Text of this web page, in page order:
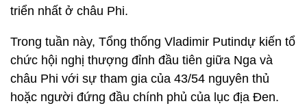
triển nhất ở châu Phi.
Trong tuần này, Tổng thống Vladimir Putindự kiến tổ
chức hội nghị thượng đỉnh đầu tiên giữa Nga và
châu Phi với sự tham gia của 43/54 nguyên thủ
hoặc người đứng đầu chính phủ của lục địa Đen.